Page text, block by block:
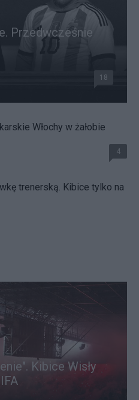
Przedwcześnie
18
Włochy w żałobie
4
trenerską. Kibice tylko na
Kibice Wisły